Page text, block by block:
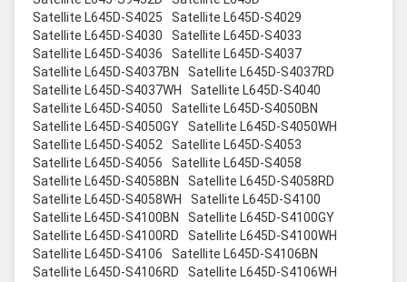
Satellite L645D-S4025
Satellite L645D-S4029
Satellite L645D-S4030
Satellite L645D-S4033
Satellite L645D-S4036
Satellite L645D-S4037
Satellite L645D-S4037BN
Satellite L645D-S4037RD
Satellite L645D-S4037WH
Satellite L645D-S4040
Satellite L645D-S4050
Satellite L645D-S4050BN
Satellite L645D-S4050GY
Satellite L645D-S4050WH
Satellite L645D-S4052
Satellite L645D-S4053
Satellite L645D-S4056
Satellite L645D-S4058
Satellite L645D-S4058BN
Satellite L645D-S4058RD
Satellite L645D-S4058WH
Satellite L645D-S4100
Satellite L645D-S4100BN
Satellite L645D-S4100GY
Satellite L645D-S4100RD
Satellite L645D-S4100WH
Satellite L645D-S4106
Satellite L645D-S4106BN
Satellite L645D-S4106RD
Satellite L645D-S4106WH